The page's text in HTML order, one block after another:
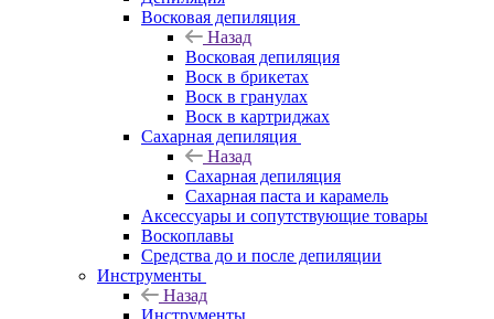
Восковая депиляция
Назад
Восковая депиляция
Воск в брикетах
Воск в гранулах
Воск в картриджах
Сахарная депиляция
Назад
Сахарная депиляция
Сахарная паста и карамель
Аксессуары и сопутствующие товары
Воскоплавы
Средства до и после депиляции
Инструменты
Назад
Инструменты